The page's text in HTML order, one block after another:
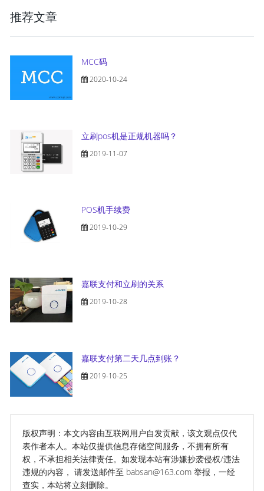
推荐文章
MCC码
2020-10-24
立刷pos机是正规机器吗？
2019-11-07
POS机手续费
2019-10-29
嘉联支付和立刷的关系
2019-10-28
嘉联支付第二天几点到账？
2019-10-25
版权声明：本文内容由互联网用户自发贡献，该文观点仅代
表作者本人。本站仅提供信息存储空间服务，不拥有所有
权，不承担相关法律责任。如发现本站有涉嫌抄袭侵权/违法
违规的内容， 请发送邮件至 babsan@163.com 举报，一经
查实，本站将立刻删除。